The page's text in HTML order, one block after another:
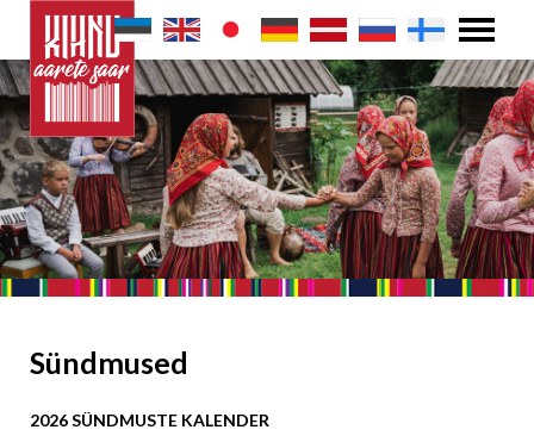
Sündmused
2026 SÜNDMUSTE KALENDER